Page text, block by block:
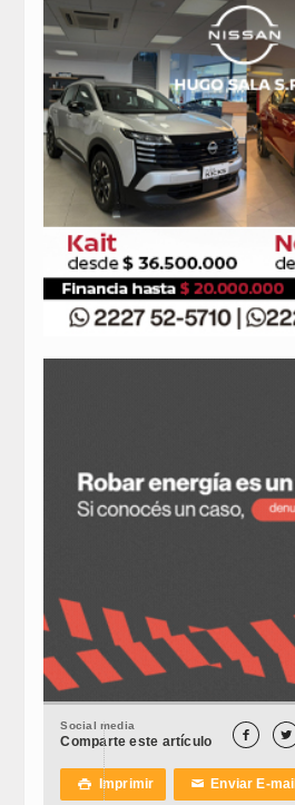
Social media
Comparte este artículo  
 Imprimir ✉Enviar E-mail